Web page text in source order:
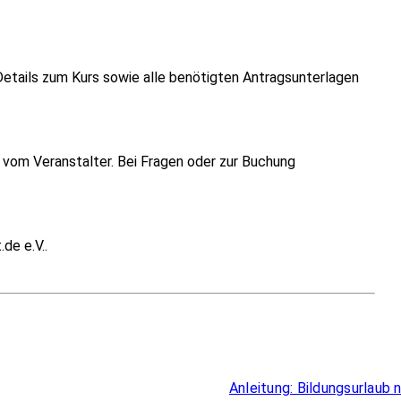
zum Kurs sowie alle benötigten Antragsunterlagen
Veranstalter. Bei Fragen oder zur Buchung
e.V..
Anleitung: Bildungsurlaub